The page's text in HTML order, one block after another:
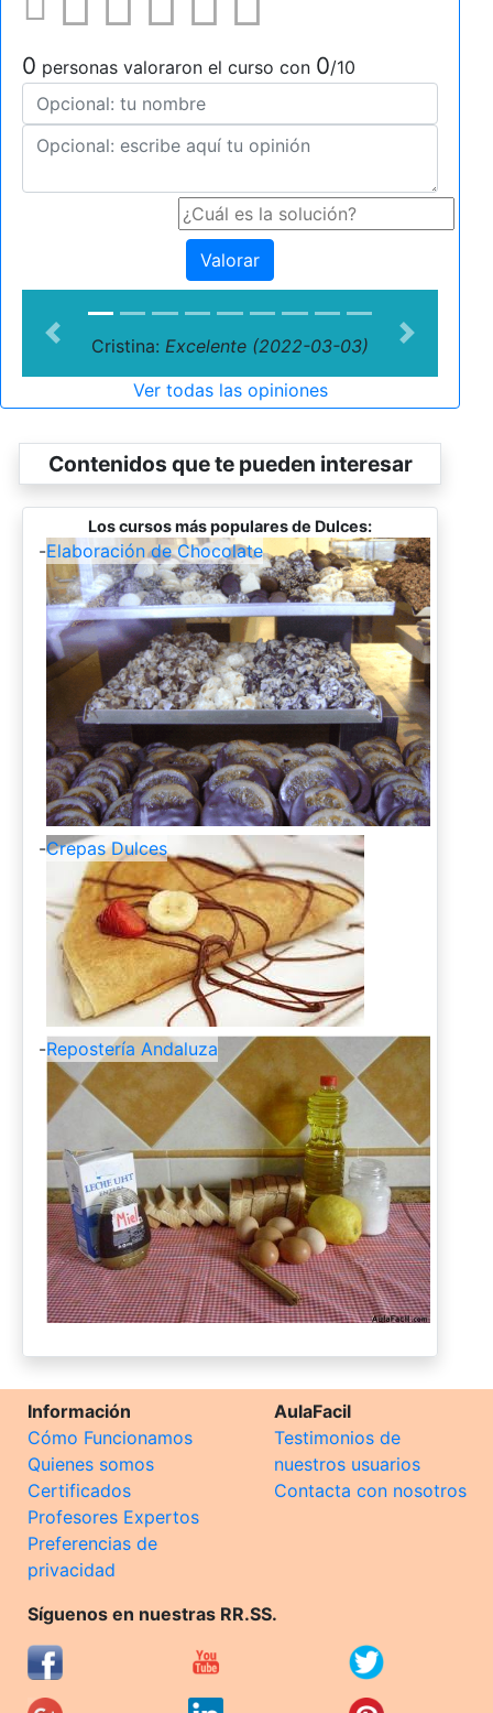
0 personas valoraron el curso con 0/10
Valorar
Cristina: Excelente (2022-03-03)
Previous Next
Ver todas las opiniones
Contenidos que te pueden interesar
Los cursos más populares de Dulces:
-Elaboración de Chocolate
-Crepas Dulces
-Repostería Andaluza
Información
Cómo Funcionamos
Quienes somos
Certificados
Profesores Expertos
Preferencias de
privacidad
AulaFacil
Testimonios de
nuestros usuarios
Contacta con nosotros
Síguenos en nuestras RR.SS.